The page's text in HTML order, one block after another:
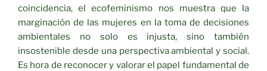
coincidencia, el ecofeminismo nos muestra que la
marginación de las mujeres en la toma de decisiones
ambientales no solo es injusta, sino también
insostenible desde una perspectiva ambiental y social.
Es hora de reconocer y valorar el papel fundamental de